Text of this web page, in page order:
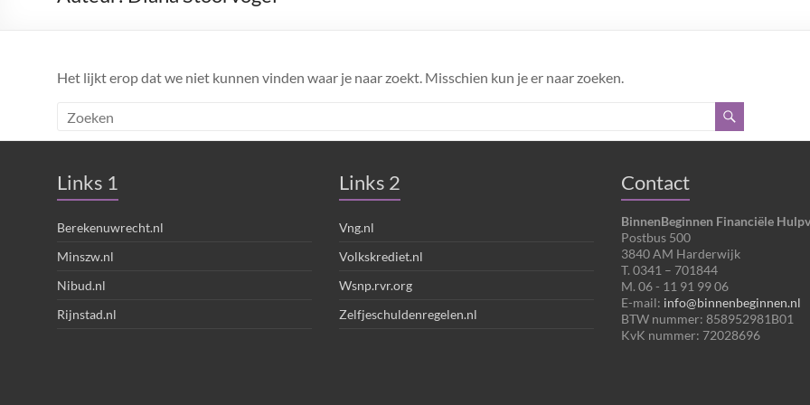
Het lijkt erop dat we niet kunnen vinden waar je naar zoekt. Misschien kun je er naar zoeken.
Links 1
Berekenuwrecht.nl
Minszw.nl
Nibud.nl
Rijnstad.nl
Links 2
Vng.nl
Volkskrediet.nl
Wsnp.rvr.org
Zelfjeschuldenregelen.nl
Contact
BinnenBeginnen Financiële
Postbus 500
3840 AM Harderwijk
T. 0341 – 701844
M. 06 - 11 91 99 06
E-mail: info@binnenbeginnen.nl
BTW nummer: 858952981B01
KvK nummer: 72028696